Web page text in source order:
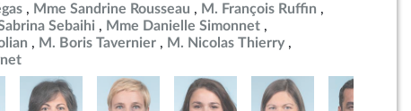
Mme Sandrine Rousseau
M. François Ruffin
Sebaihi
Mme Danielle Simonnet
M. Boris Tavernier
M. Nicolas Thierry